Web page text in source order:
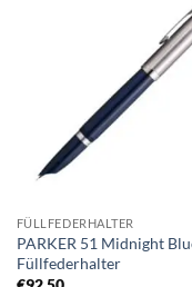
FÜLLFEDERHALTER
PARKER 51 Midnight
Füllfederhalter